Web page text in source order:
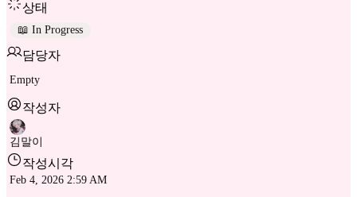
상태
📖 In Progress
담당자
Empty
작성자
김말이
작성시각
Feb 4, 2026 2:59 AM